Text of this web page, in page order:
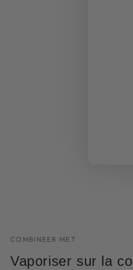
COMBINEER MET
Vaporiser sur la